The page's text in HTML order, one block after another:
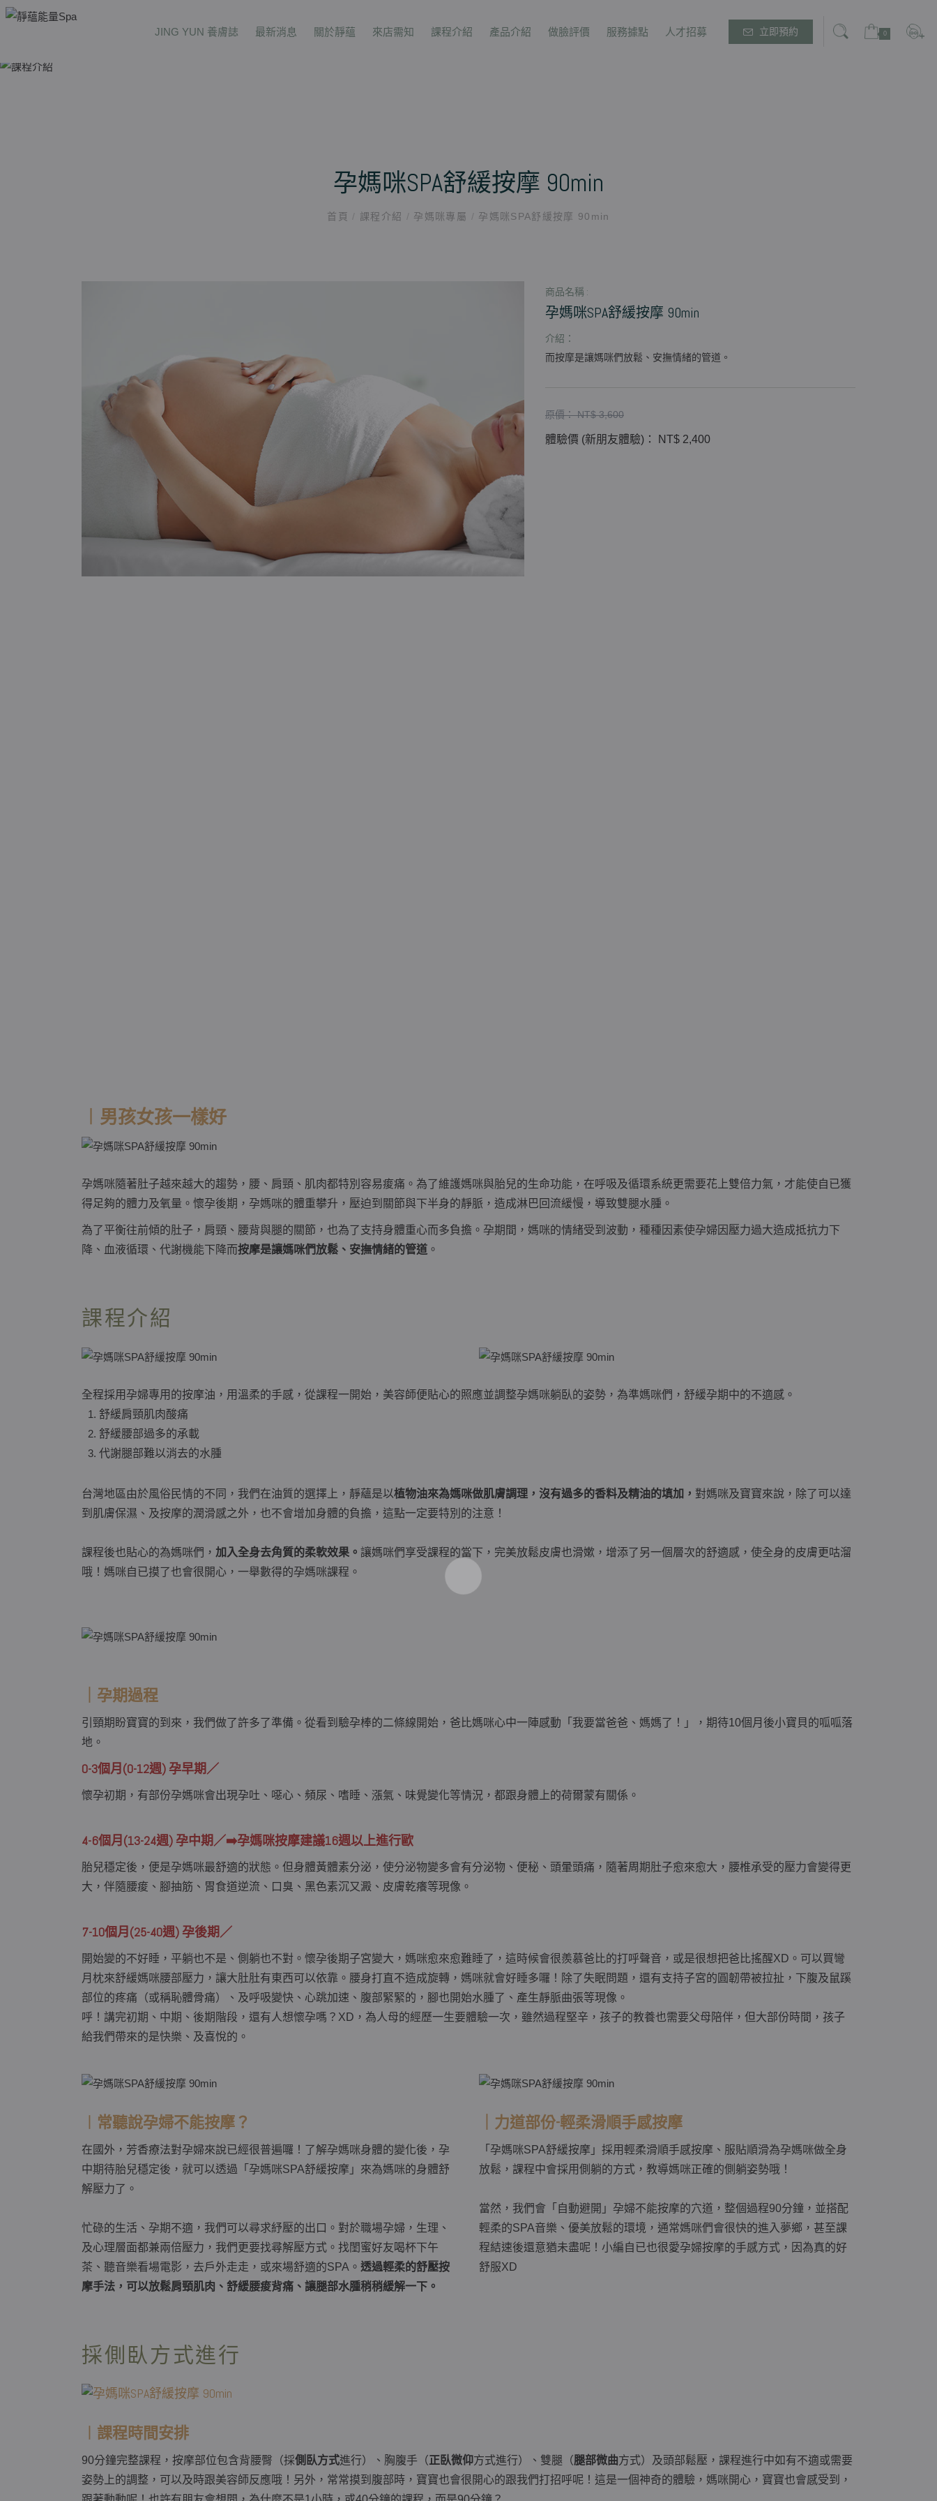
JING YUN 養膚誌 最新消息 關於靜蘊 來店需知 課程介紹 產品介紹 做臉評價 服務據點 人才招募 立即預約 0
孕媽咪SPA舒緩按摩 90min
首頁 / 課程介紹 / 孕媽咪專屬 / 孕媽咪SPA舒緩按摩 90min
商品名稱 :
孕媽咪SPA舒緩按摩 90min
介紹：
而按摩是讓媽咪們放鬆、安撫情緒的管道。
原價： NT$ 3,600
體驗價 (新朋友體驗)： NT$ 2,400
︱男孩女孩一樣好
孕媽咪隨著肚子越來越大的趨勢，腰、肩頸、肌肉都特別容易痠痛。為了維護媽咪與胎兒的生命功能，在呼吸及循環系統更需要花上雙倍力氣，才能使自已獲
得足夠的體力及氧量。懷孕後期，孕媽咪的體重攀升，壓迫到關節與下半身的靜脈，造成淋巴回流緩慢，導致雙腿水腫。
為了平衡往前傾的肚子，肩頸、腰背與腿的關節，也為了支持身體重心而多負擔。孕期間，媽咪的情緒受到波動，種種因素使孕婦因壓力過大造成抵抗力下
降、血液循環、代謝機能下降而按摩是讓媽咪們放鬆、安撫情緒的管道 。
課程介紹
全程採用孕婦專用的按摩油，用溫柔的手感，從課程一開始，美容師便貼心的照應並調整孕媽咪躺臥的姿勢，為準媽咪們，舒緩孕期中的不適感。
舒緩肩頸肌肉酸痛
舒緩腰部過多的承載
代謝腿部難以消去的水腫
台灣地區由於風俗民情的不同，我們在油質的選擇上，靜蘊是以植物油來為媽咪做肌膚調理，沒有過多的香料及精油的填加， 對媽咪及寶寶來說，除了可以達
到肌膚保濕、及按摩的潤滑感之外，也不會增加身體的負擔，這點一定要特別的注意！
課程後也貼心的為媽咪們， 加入全身去角質的柔軟效果。 讓媽咪們享受課程的當下，完美放鬆皮膚也滑嫰，增添了另一個層次的舒適感，使全身的皮膚更咕溜
哦！媽咪自已摸了也會很開心，一舉數得的孕媽咪課程。
｜孕期過程
引頸期盼寶寶的到來，我們做了許多了準備。從看到驗孕棒的二條線開始，爸比媽咪心中一陣感動「我要當爸爸、媽媽了！」，期待10個月後小寶貝的呱呱落
地。
0-3個月(0-12週) 孕早期／
懷孕初期，有部份孕媽咪會出現孕吐、噁心、頻尿、嗜睡、漲氣、味覺變化等情況，都跟身體上的荷爾蒙有關係。
4-6個月(13-24週) 孕中期／➡️孕媽咪按摩建議16週以上進行歐
胎兒穩定後，便是孕媽咪最舒適的狀態。但身體黃體素分泌，使分泌物變多會有分泌物、便秘、頭暈頭痛，隨著周期肚子愈來愈大，腰椎承受的壓力會變得更
大，伴隨腰痠、腳抽筋、胃食道逆流、口臭、黑色素沉又澱、皮膚乾癢等現像。
7-10個月(25-40週) 孕後期／
開始變的不好睡，平躺也不是、側躺也不對。懷孕後期子宮變大，媽咪愈來愈難睡了，這時候會很羨慕爸比的打呼聲音，或是很想把爸比搖醒XD。可以買彎
月枕來舒緩媽咪腰部壓力，讓大肚肚有東西可以依靠。腰身打直不造成旋轉，媽咪就會好睡多囉！除了失眠問題，還有支持子宮的圓韌帶被拉扯，下腹及鼠蹊
部位的疼痛（或稱恥體骨痛）、及呼吸變快、心跳加速、腹部緊緊的，腳也開始水腫了、產生靜脈曲張等現像。
呼！講完初期、中期、後期階段，還有人想懷孕嗎？XD，為人母的經歷一生要體驗一次，雖然過程堅辛，孩子的教養也需要父母陪伴，但大部份時間，孩子
給我們帶來的是快樂、及喜悅的。
︱常聽說孕婦不能按摩？
在國外，芳香療法對孕婦來說已經很普遍囉！了解孕媽咪身體的變化後，孕
中期待胎兒穩定後，就可以透過「孕媽咪SPA舒緩按摩」來為媽咪的身體舒
解壓力了。
忙碌的生活、孕期不適，我們可以尋求紓壓的出口。對於職場孕婦，生理、
及心理層面都兼兩倍壓力，我們更要找尋解壓方式。找閨蜜好友喝杯下午
茶、聽音樂看場電影，去戶外走走，或來場舒適的SPA。 透過輕柔的舒壓按
摩手法，可以放鬆肩頸肌肉、舒緩腰痠背痛、讓腿部水腫稍稍緩解一下。
｜力道部份-輕柔滑順手感按摩
「孕媽咪SPA舒緩按摩」採用輕柔滑順手感按摩、服貼順滑為孕媽咪做全身
放鬆，課程中會採用側躺的方式，教導媽咪正確的側躺姿勢哦！
當然，我們會「自動避開」孕婦不能按摩的穴道，整個過程90分鐘，並搭配
輕柔的SPA音樂、優美放鬆的環境，通常媽咪們會很快的進入夢鄉，甚至課
程結速後還意猶未盡呢！小編自已也很愛孕婦按摩的手感方式，因為真的好
舒服XD
採側臥方式進行
︱課程時間安排
90分鐘完整課程，按摩部位包含背腰臀（採側臥方式進行）、胸腹手（正臥微仰方式進行）、雙腿（腿部微曲方式）及頭部鬆壓，課程進行中如有不適或需要
姿勢上的調整，可以及時跟美容師反應哦！另外，常常摸到腹部時，寶寶也會很開心的跟我們打招呼呢！這是一個神奇的體驗，媽咪開心，寶寶也會感受到，